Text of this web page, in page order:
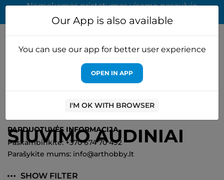
Nemokamas pristatymas visame pasaulyje
užsakymams virš 65 EUR
Pagrindinis Siuvimo audiniai
SIUVIMO AUDINIAI
SHOW FILTER
Our App is also available
You can use our app for better user experience
OPEN IN APP
I'M OK WITH BROWSER
PARDUOTUVĖS INFORMACIJA
Paskambinkite: +370 674 70 492
Parašykite mums: info@arthobby.lt